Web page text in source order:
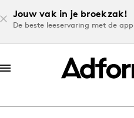
Jouw vak in je broekzak!
De beste leeservaring met de app